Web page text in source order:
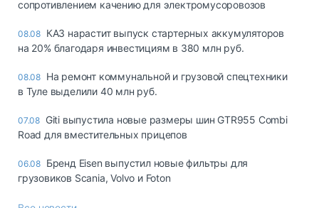
сопротивлением качению для электромусоровозов
08.08 КАЗ нарастит выпуск стартерных аккумуляторов
на 20% благодаря инвестициям в 380 млн руб.
08.08 На ремонт коммунальной и грузовой спецтехники
в Туле выделили 40 млн руб.
07.08 Giti выпустила новые размеры шин GTR955 Combi
Road для вместительных прицепов
06.08 Бренд Eisen выпустил новые фильтры для
грузовиков Scania, Volvo и Foton